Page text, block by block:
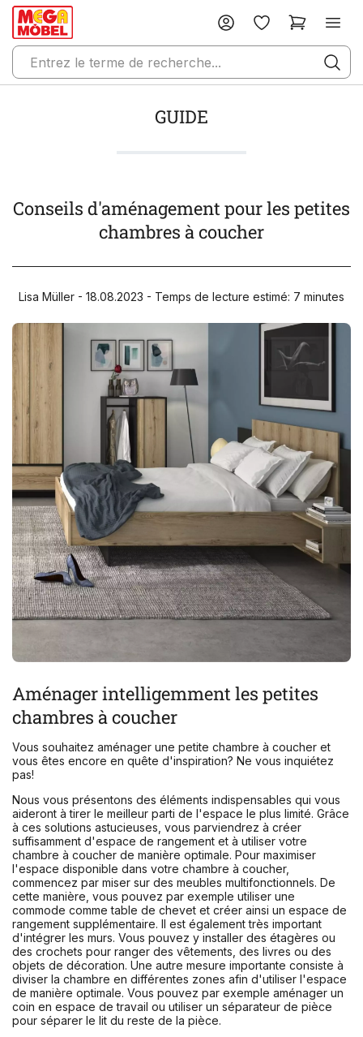
GUIDE
Conseils d'aménagement pour les petites
chambres à coucher
Lisa Müller - 18.08.2023 - Temps de lecture estimé: 7 minutes
Aménager intelligemment les petites
chambres à coucher
Vous souhaitez aménager une petite chambre à coucher et
vous êtes encore en quête d'inspiration? Ne vous inquiétez
pas!
Nous vous présentons des éléments indispensables qui vous
aideront à tirer le meilleur parti de l'espace le plus limité. Grâce
à ces solutions astucieuses, vous parviendrez à créer
suffisamment d'espace de rangement et à utiliser votre
chambre à coucher de manière optimale. Pour maximiser
l'espace disponible dans votre chambre à coucher,
commencez par miser sur des meubles multifonctionnels. De
cette manière, vous pouvez par exemple utiliser une
commode comme table de chevet et créer ainsi un espace de
rangement supplémentaire. Il est également très important
d'intégrer les murs. Vous pouvez y installer des étagères ou
des crochets pour ranger des vêtements, des livres ou des
objets de décoration. Une autre mesure importante consiste à
diviser la chambre en différentes zones afin d'utiliser l'espace
de manière optimale. Vous pouvez par exemple aménager un
coin en espace de travail ou utiliser un séparateur de pièce
pour séparer le lit du reste de la pièce.